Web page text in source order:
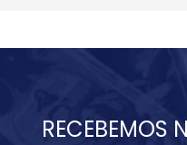
RECEBEMOS